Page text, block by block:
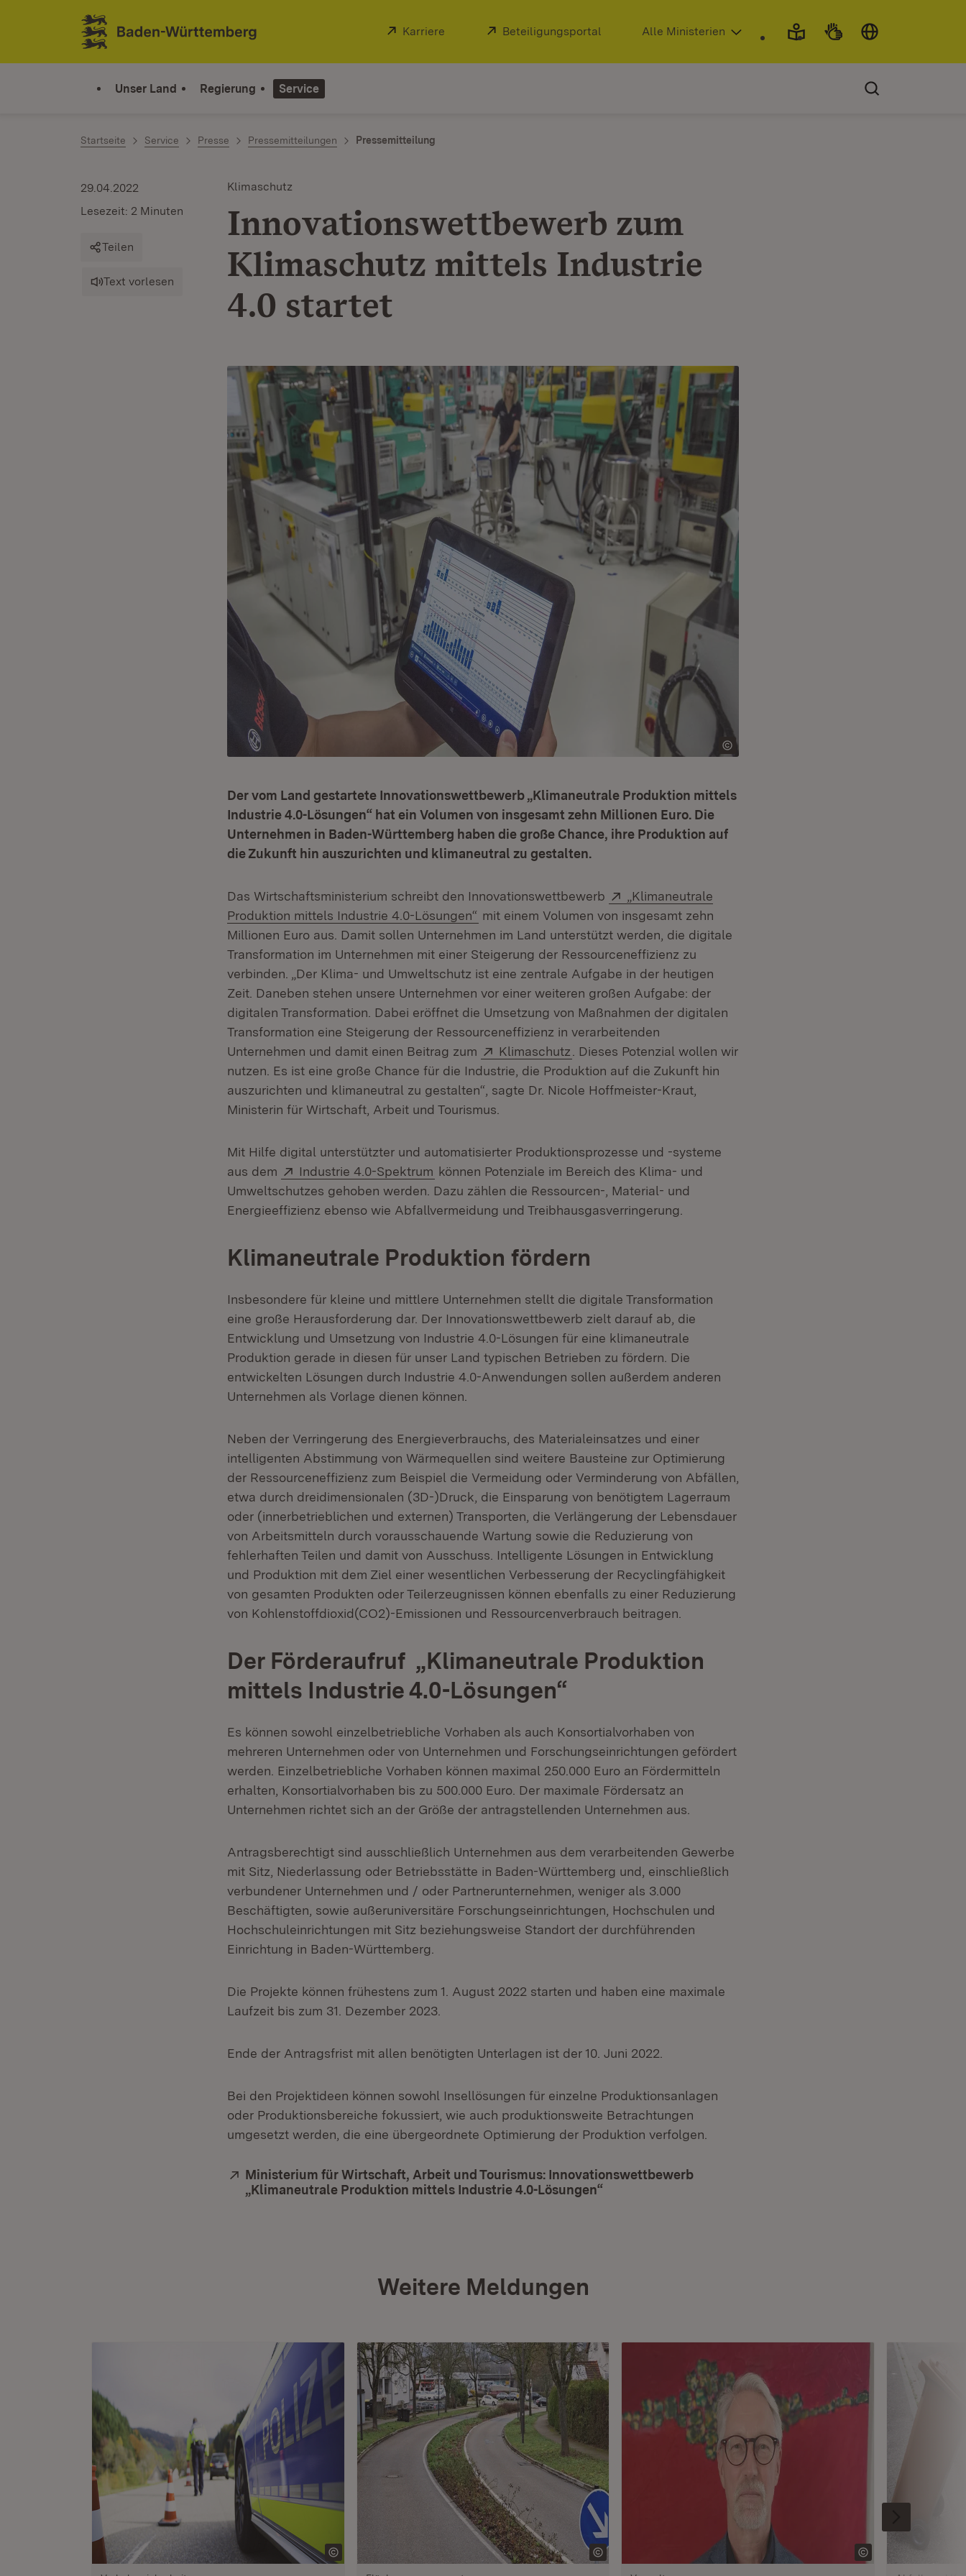
Zum Inhalt springen
Link zur Startseite
Extern:
Karriere (Öffnet in neuem Fenster)
Extern:
Beteiligungsportal (Öffnet in neuem Fenster)
Alle Ministerien
Unser Land Regierung Service
Startseite Service Presse Pressemitteilungen Pressemitteilung
Klimaschutz
Innovationswettbewerb zum
Klimaschutz mittels Industrie
4.0 startet
29.04.2022
Lesezeit: 2 Minuten
Teilen
Text vorlesen
Der vom Land gestartete Innovationswettbewerb „Klimaneutrale Produktion mittels
Industrie 4.0-Lösungen“ hat ein Volumen von insgesamt zehn Millionen Euro. Die
Unternehmen in Baden-Württemberg haben die große Chance, ihre Produktion auf
die Zukunft hin auszurichten und klimaneutral zu gestalten.
Das Wirtschaftsministerium schreibt den Innovationswettbewerb Extern:
„Klimaneutrale
Produktion mittels Industrie 4.0-Lösungen“ (Öffnet in neuem Fenster)
mit einem Volumen von insgesamt zehn
Millionen Euro aus. Damit sollen Unternehmen im Land unterstützt werden, die digitale
Transformation im Unternehmen mit einer Steigerung der Ressourceneffizienz zu
verbinden. „Der Klima- und Umweltschutz ist eine zentrale Aufgabe in der heutigen
Zeit. Daneben stehen unsere Unternehmen vor einer weiteren großen Aufgabe: der
digitalen Transformation. Dabei eröffnet die Umsetzung von Maßnahmen der digitalen
Transformation eine Steigerung der Ressourceneffizienz in verarbeitenden
Unternehmen und damit einen Beitrag zum
Extern:
Klimaschutz (Öffnet in neuem Fenster)
. Dieses Potenzial wollen wir
nutzen. Es ist eine große Chance für die Industrie, die Produktion auf die Zukunft hin
auszurichten und klimaneutral zu gestalten“, sagte Dr. Nicole Hoffmeister-Kraut,
Ministerin für Wirtschaft, Arbeit und Tourismus.
Mit Hilfe digital unterstützter und automatisierter Produktionsprozesse und -systeme
aus dem
Extern:
Industrie 4.0-Spektrum (Öffnet in neuem Fenster)
können Potenziale im Bereich des Klima- und
Umweltschutzes gehoben werden. Dazu zählen die Ressourcen-, Material- und
Energieeffizienz ebenso wie Abfallvermeidung und Treibhausgasverringerung.
Klimaneutrale Produktion fördern
Insbesondere für kleine und mittlere Unternehmen stellt die digitale Transformation
eine große Herausforderung dar. Der Innovationswettbewerb zielt darauf ab, die
Entwicklung und Umsetzung von Industrie 4.0-Lösungen für eine klimaneutrale
Produktion gerade in diesen für unser Land typischen Betrieben zu fördern. Die
entwickelten Lösungen durch Industrie 4.0-Anwendungen sollen außerdem anderen
Unternehmen als Vorlage dienen können.
Neben der Verringerung des Energieverbrauchs, des Materialeinsatzes und einer
intelligenten Abstimmung von Wärmequellen sind weitere Bausteine zur Optimierung
der Ressourceneffizienz zum Beispiel die Vermeidung oder Verminderung von Abfällen,
etwa durch dreidimensionalen (3D-)Druck, die Einsparung von benötigtem Lagerraum
oder (innerbetrieblichen und externen) Transporten, die Verlängerung der Lebensdauer
von Arbeitsmitteln durch vorausschauende Wartung sowie die Reduzierung von
fehlerhaften Teilen und damit von Ausschuss. Intelligente Lösungen in Entwicklung
und Produktion mit dem Ziel einer wesentlichen Verbesserung der Recyclingfähigkeit
von gesamten Produkten oder Teilerzeugnissen können ebenfalls zu einer Reduzierung
von Kohlenstoffdioxid(CO2)-Emissionen und Ressourcenverbrauch beitragen.
Der Förderaufruf „Klimaneutrale Produktion
mittels Industrie 4.0-Lösungen“
Es können sowohl einzelbetriebliche Vorhaben als auch Konsortialvorhaben von
mehreren Unternehmen oder von Unternehmen und Forschungseinrichtungen gefördert
werden. Einzelbetriebliche Vorhaben können maximal 250.000 Euro an Fördermitteln
erhalten, Konsortialvorhaben bis zu 500.000 Euro. Der maximale Fördersatz an
Unternehmen richtet sich an der Größe der antragstellenden Unternehmen aus.
Antragsberechtigt sind ausschließlich Unternehmen aus dem verarbeitenden Gewerbe
mit Sitz, Niederlassung oder Betriebsstätte in Baden-Württemberg und, einschließlich
verbundener Unternehmen und / oder Partnerunternehmen, weniger als 3.000
Beschäftigten, sowie außeruniversitäre Forschungseinrichtungen, Hochschulen und
Hochschuleinrichtungen mit Sitz beziehungsweise Standort der durchführenden
Einrichtung in Baden-Württemberg.
Die Projekte können frühestens zum 1. August 2022 starten und haben eine maximale
Laufzeit bis zum 31. Dezember 2023.
Ende der Antragsfrist mit allen benötigten Unterlagen ist der 10. Juni 2022.
Bei den Projektideen können sowohl Insellösungen für einzelne Produktionsanlagen
oder Produktionsbereiche fokussiert, wie auch produktionsweite Betrachtungen
umgesetzt werden, die eine übergeordnete Optimierung der Produktion verfolgen.
Extern:
Ministerium für Wirtschaft, Arbeit und Tourismus: Innovationswettbewerb
„Klimaneutrale Produktion mittels Industrie 4.0-Lösungen“
Weitere Meldungen